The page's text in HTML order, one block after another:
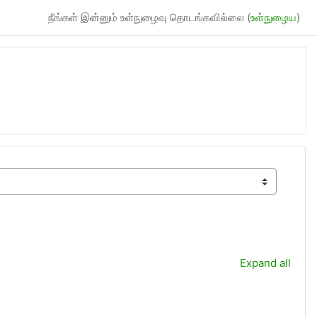
நீங்கள் இன்னும் உள்நுழைவு தொடங்கவில்லை (உள்நுழைய)
Expand all